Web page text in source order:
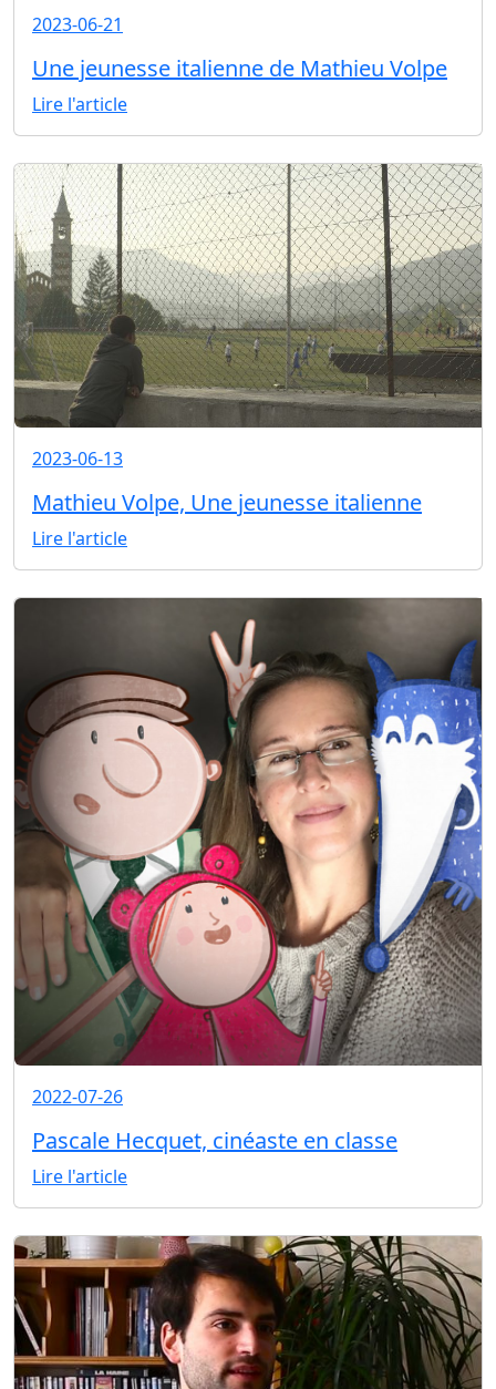
2023-06-21
Une jeunesse italienne de Mathieu Volpe
Lire l'article
2023-06-13
Mathieu Volpe, Une jeunesse italienne
Lire l'article
2022-07-26
Pascale Hecquet, cinéaste en classe
Lire l'article